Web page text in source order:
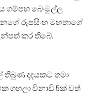
ගම්පහ බෙංමුල්ල
රූපසිංහ මහතාගේ
කර තිබේ.
දදයකට තමා
ගහලා විනාඩි 5ක් වත්